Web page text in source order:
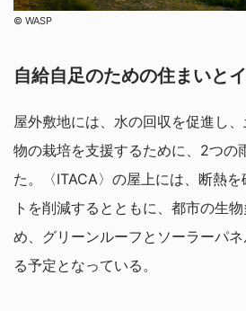
©︎ WASP
自給自足のための住まいと
屋外敷地には、水の回収を促進し
物の栽培を支援するために、2つの
た。〈ITACA〉の屋上には、断熱
トを削減するとともに、都市の生
め、グリーンルーフとソーラーパ
る予定となっている。